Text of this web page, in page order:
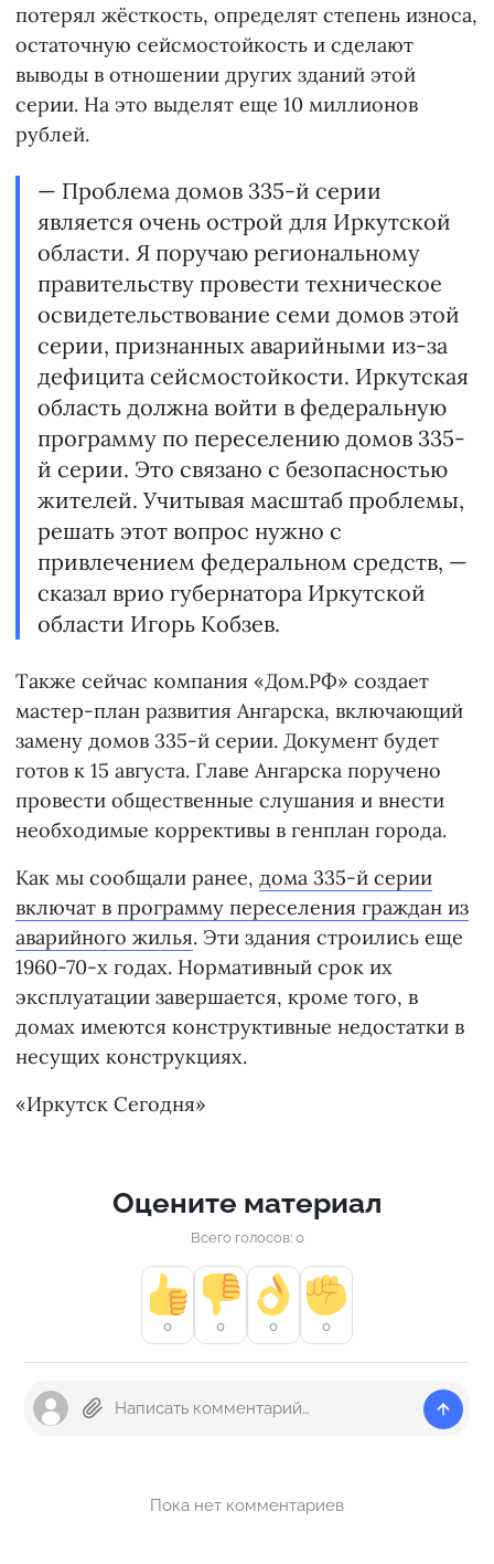
потерял жёсткость, определят степень износа,
остаточную сейсмостойкость и сделают
выводы в отношении других зданий этой
серии. На это выделят еще 10 миллионов
рублей.
— Проблема домов 335-й серии
является очень острой для Иркутской
области. Я поручаю региональному
правительству провести техническое
освидетельствование семи домов этой
серии, признанных аварийными из-за
дефицита сейсмостойкости. Иркутская
область должна войти в федеральную
программу по переселению домов 335-
й серии. Это связано с безопасностью
жителей. Учитывая масштаб проблемы,
решать этот вопрос нужно с
привлечением федеральном средств, —
сказал врио губернатора Иркутской
области Игорь Кобзев.
Также сейчас компания «Дом.РФ» создает
мастер-план развития Ангарска, включающий
замену домов 335-й серии. Документ будет
готов к 15 августа. Главе Ангарска поручено
провести общественные слушания и внести
необходимые коррективы в генплан города.
Как мы сообщали ранее, дома 335-й серии
включат в программу переселения граждан из
аварийного жилья. Эти здания строились еще
1960-70-х годах. Нормативный срок их
эксплуатации завершается, кроме того, в
домах имеются конструктивные недостатки в
несущих конструкциях.
«Иркутск Сегодня»
Оцените материал
Всего голосов: 0
0 0 0 0
Пока нет комментариев